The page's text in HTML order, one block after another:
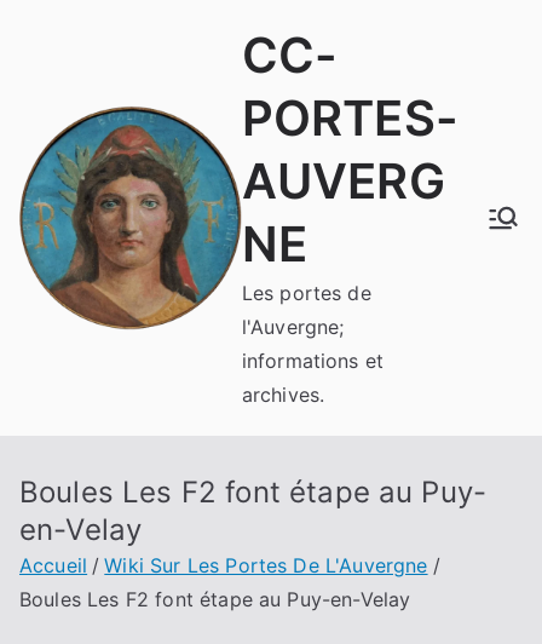
CC-
PORTES-
AUVERG
NE
Les portes de
l'Auvergne;
informations et
archives.
Boules Les F2 font étape au Puy-
en-Velay
Accueil
Wiki Sur Les Portes De L'Auvergne
Boules Les F2 font étape au Puy-en-Velay